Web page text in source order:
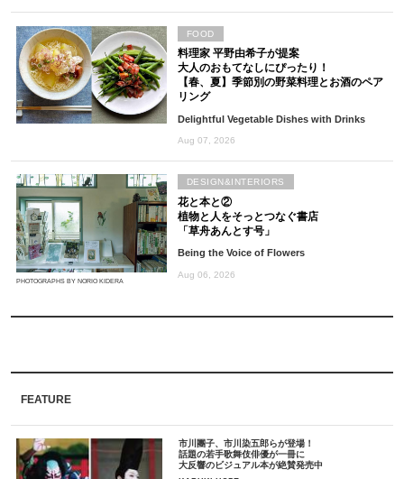
料理家 平野由希子が提案
大人のおもてなしにぴったり！
【春、夏】季節別の野菜料理とお酒のペア
リング
Delightful Vegetable Dishes with Drinks
Aug 07, 2026
FOOD
PHOTOGRAPHS BY NORIO KIDERA
花と本と②
植物と人をそっとつなぐ書店
「草舟あんとす号」
Being the Voice of Flowers
Aug 06, 2026
DESIGN&INTERIORS
FEATURE
市川團子、市川染五郎らが登場！
話題の若手歌舞伎俳優が一冊に
大反響のビジュアル本が絶賛発売中